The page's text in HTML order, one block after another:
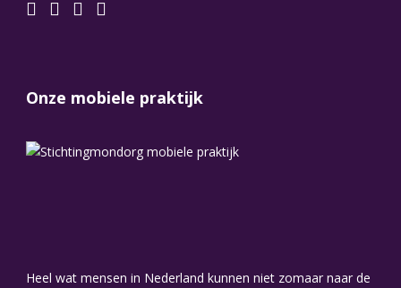
Onze mobiele praktijk
Heel wat mensen in Nederland kunnen niet zomaar naar de